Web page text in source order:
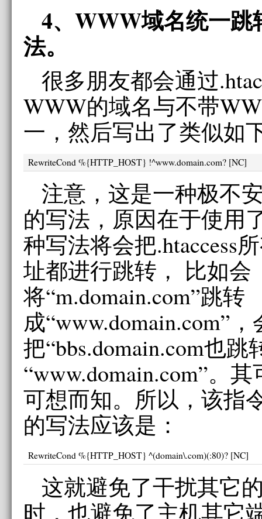
4、WWW域名统一跳
法。
很多朋友都会通过
WWW的域名与不带
一，然后写出了类似如
RewriteCond %{HTTP_HOST} !^www.domain.com? [NC]
注意，这是一种极不
的写法，原因在于使用
种写法将会把.htaccess
址都进行跳转， 比如会
将“m.domain.com”跳转
成“www.domain.com”，
把“bbs.domain.com也跳
“www.domain.com”。
可想而知。所以，该指
的写法应该是：
RewriteCond %{HTTP_HOST} ^(domain\.com)(:80)? [NC]
这就避免了干扰其它
时，也避免了主机其它